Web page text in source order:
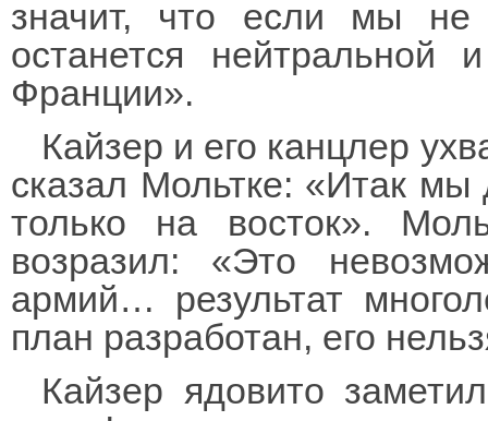
значит, что если мы
останется нейтральной
Франции».
Кайзер и его канцлер
сказал Мольтке: «Итак
только на восток».
возразил: «Это
армий… результат
план разработан, его
Кайзер ядовито